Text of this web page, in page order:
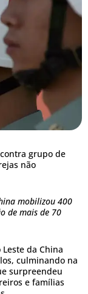
grupo de
não
mobilizou 400
de mais de 70
da China
culminando na
surpreendeu
e famílias